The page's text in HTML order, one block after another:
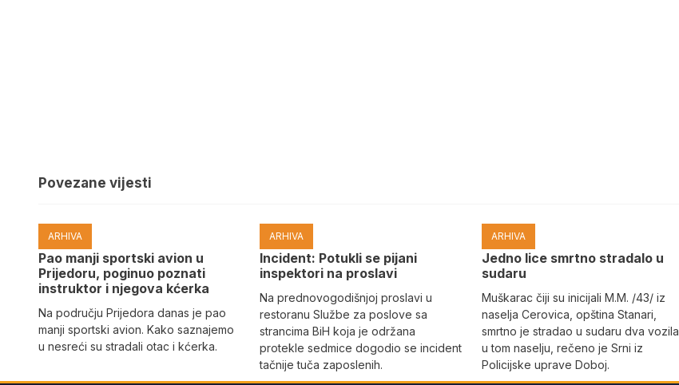
Povezane vijesti
ARHIVA
Pao manji sportski avion u
Prijedoru, poginuo poznati
instruktor i njegova kćerka
Na području Prijedora danas je pao
manji sportski avion. Kako saznajemo
u nesreći su stradali otac i kćerka.
ARHIVA
Incident: Potukli se pijani
inspektori na proslavi
Na prednovogodišnjoj proslavi u
restoranu Službe za poslove sa
strancima BiH koja je održana
protekle sedmice dogodio se incident
tačnije tuča zaposlenih.
ARHIVA
Јedno lice smrtno stradalo u
sudaru
Muškarac čiji su inicijali M.M. /43/ iz
naselja Cerovica, opština Stanari,
smrtno je stradao u sudaru dva vozila
u tom naselju, rečeno je Srni iz
Policijske uprave Doboj.